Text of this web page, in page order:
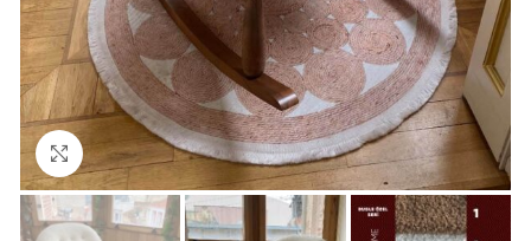
Büyütmek için tıklayın